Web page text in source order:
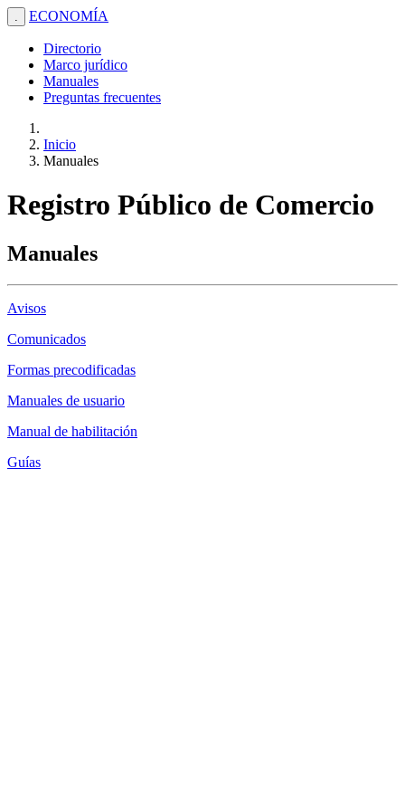
. ECONOMÍA
Directorio
Marco jurídico
Manuales
Preguntas frecuentes
Inicio
Manuales
Registro Público de Comercio
Manuales
Avisos
Comunicados
Formas precodificadas
Manuales de usuario
Manual de habilitación
Guías